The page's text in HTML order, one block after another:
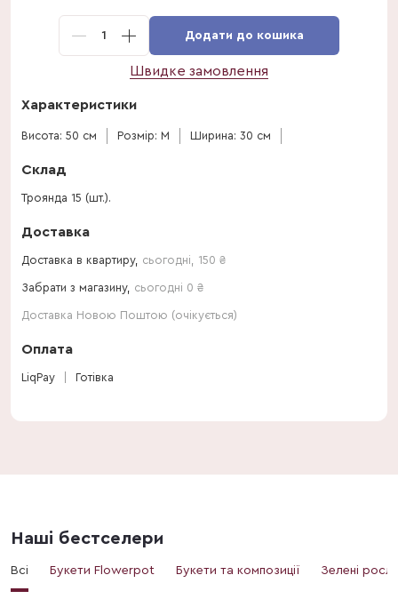
1 Додати до кошика
Швидке замовлення
Характеристики
Висота: 50 см Розмір: M Ширина: 30 см
Склад
Троянда 15 (шт.).
Доставка
Доставка в квартиру, сьогодні 150 ₴
Забрати з магазину, сьогодні 0 ₴
Доставка Новою Поштою (очікується)
Оплата
LiqPay Готівка
Наші бестселери
Всі Букети Flowerpot Букети та композиції Зелені